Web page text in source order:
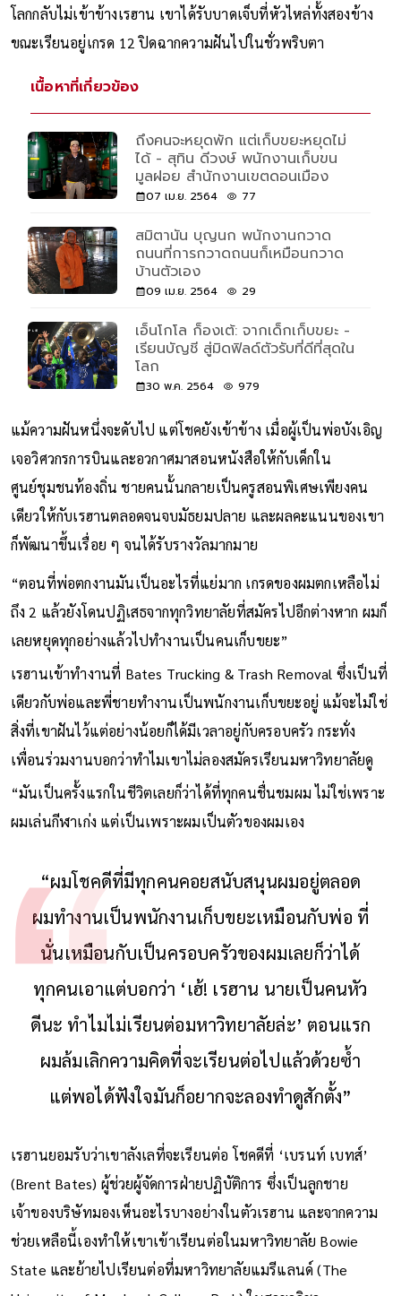
โลกกลับไม่เข้าข้างเรฮาน เขาได้รับบาดเจ็บที่หัวไหล่ทั้งสองข้าง
ขณะเรียนอยู่เกรด 12 ปิดฉากความฝันไปในชั่วพริบตา
เนื้อหาที่เกี่ยวข้อง
ถึงคนจะหยุดพัก แต่เก็บขยะหยุดไม่
ได้ - สุทิน ดีวงษ์ พนักงานเก็บขน
มูลฝอย สำนักงานเขตดอนเมือง
07 เม.ย. 2564 77
สมิตานัน บุญนก พนักงานกวาด
ถนนที่การกวาดถนนก็เหมือนกวาด
บ้านตัวเอง
09 เม.ย. 2564 29
เอ็นโกโล ก็องเต้: จากเด็กเก็บขยะ -
เรียนบัญชี สู่มิดฟิลด์ตัวรับที่ดีที่สุดใน
โลก
30 พ.ค. 2564 979
แม้ความฝันหนึ่งจะดับไป แต่โชคยังเข้าข้าง เมื่อผู้เป็นพ่อบังเอิญ
เจอวิศวกรการบินและอวกาศมาสอนหนังสือให้กับเด็กใน
ศูนย์ชุมชนท้องถิ่น ชายคนนั้นกลายเป็นครูสอนพิเศษเพียงคน
เดียวให้กับเรฮานตลอดจนจบมัธยมปลาย และผลคะแนนของเขา
ก็พัฒนาขึ้นเรื่อย ๆ จนได้รับรางวัลมากมาย
“ตอนที่พ่อตกงานมันเป็นอะไรที่แย่มาก เกรดของผมตกเหลือไม่
ถึง 2 แล้วยังโดนปฏิเสธจากทุกวิทยาลัยที่สมัครไปอีกต่างหาก ผมก็
เลยหยุดทุกอย่างแล้วไปทำงานเป็นคนเก็บขยะ”
เรฮานเข้าทำงานที่ Bates Trucking & Trash Removal ซึ่งเป็นที่
เดียวกับพ่อและพี่ชายทำงานเป็นพนักงานเก็บขยะอยู่ แม้จะไม่ใช่
สิ่งที่เขาฝันไว้แต่อย่างน้อยก็ได้มีเวลาอยู่กับครอบครัว กระทั่ง
เพื่อนร่วมงานบอกว่าทำไมเขาไม่ลองสมัครเรียนมหาวิทยาลัยดู
“มันเป็นครั้งแรกในชีวิตเลยก็ว่าได้ที่ทุกคนชื่นชมผม ไม่ใช่เพราะ
ผมเล่นกีฬาเก่ง แต่เป็นเพราะผมเป็นตัวของผมเอง
“ผมโชคดีที่มีทุกคนคอยสนับสนุนผมอยู่ตลอด
ผมทำงานเป็นพนักงานเก็บขยะเหมือนกับพ่อ ที่
นั่นเหมือนกับเป็นครอบครัวของผมเลยก็ว่าได้
ทุกคนเอาแต่บอกว่า ‘เฮ้! เรฮาน นายเป็นคนหัว
ดีนะ ทำไมไม่เรียนต่อมหาวิทยาลัยล่ะ’ ตอนแรก
ผมล้มเลิกความคิดที่จะเรียนต่อไปแล้วด้วยซ้ำ
แต่พอได้ฟังใจมันก็อยากจะลองทำดูสักตั้ง”
เรฮานยอมรับว่าเขาลังเลที่จะเรียนต่อ โชคดีที่ ‘เบรนท์ เบทส์’
(Brent Bates) ผู้ช่วยผู้จัดการฝ่ายปฏิบัติการ ซึ่งเป็นลูกชาย
เจ้าของบริษัทมองเห็นอะไรบางอย่างในตัวเรฮาน และจากความ
ช่วยเหลือนี้เองทำให้เขาเข้าเรียนต่อในมหาวิทยาลัย Bowie
State และย้ายไปเรียนต่อที่มหาวิทยาลัยแมรีแลนด์ (The